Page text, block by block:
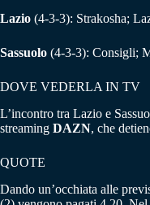
Lazio (4-3-3): Strakosha;
Sassuolo (4-3-3): Consigli;
DOVE VEDERLA IN TV
L’incontro tra Lazio e
streaming DAZN, che
QUOTE
Dando un’occhiata alle